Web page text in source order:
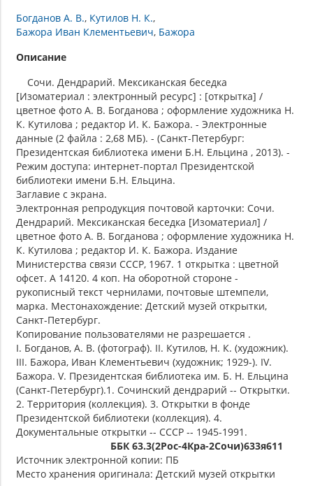
Богданов А. В. Кутилов Н. К.
Бажора Иван Клементьевич Бажора
Описание
Сочи. Дендрарий. Мексиканская беседка
[Изоматериал : электронный ресурс] : [открытка] /
цветное фото А. В. Богданова ; оформление художника Н.
К. Кутилова ; редактор И. К. Бажора. - Электронные
данные (2 файла : 2,68 МБ). - (Санкт-Петербург:
Президентская библиотека имени Б.Н. Ельцина , 2013). -
Режим доступа: интернет-портал Президентской
библиотеки имени Б.Н. Ельцина.
Заглавие с экрана.
Электронная репродукция почтовой карточки: Сочи.
Дендрарий. Мексиканская беседка [Изоматериал] /
цветное фото А. В. Богданова ; оформление художника Н.
К. Кутилова ; редактор И. К. Бажора. Издание
Министерства связи СССР, 1967. 1 открытка : цветной
офсет. А 14120. 4 коп. На оборотной стороне -
рукописный текст чернилами, почтовые штемпели,
марка. Местонахождение: Детский музей открытки,
Санкт-Петербург.
Копирование пользователями не разрешается .
I. Богданов, А. В. (фотограф). II. Кутилов, Н. К. (художник).
III. Бажора, Иван Клементьевич (художник; 1929-). IV.
Бажора. V. Президентская библиотека им. Б. Н. Ельцина
(Санкт-Петербург).1. Сочинский дендрарий -- Открытки.
2. Территория (коллекция). 3. Открытки в фонде
Президентской библиотеки (коллекция). 4.
Документальные открытки -- СССР -- 1945-1991.
ББК 63.3(2Рос-4Кра-2Сочи)633я611
Источник электронной копии: ПБ
Место хранения оригинала: Детский музей открытки